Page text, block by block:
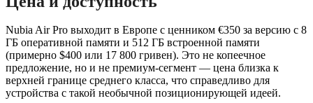
Nubia Air Pro выходит в Европе с ценником €350 за версию с 8
ГБ оперативной памяти и 512 ГБ встроенной памяти
(примерно $400 или 17 800 гривен). Это не копеечное
предложение, но и не премиум-сегмент — цена близка к
верхней границе среднего класса, что справедливо для
устройства с такой необычной позиционирующей идеей.